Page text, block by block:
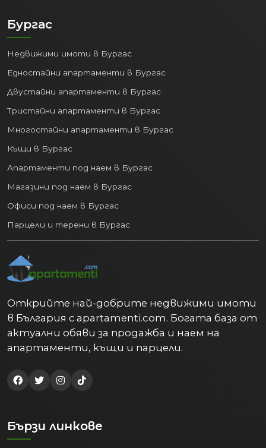
Бургас
Недвижими имоти в Бургас
Едностайни апартаменти в Бургас
Двустайни апартаменти в Бургас
Тристайни апартаменти в Бургас
Многостайни апартаменти в Бургас
Къщи в Бургас
Апартаменти под наем в Бургас
Магазини под наем в Бургас
Офиси под наем в Бургас
Парцели и терени в Бургас
Открийте най-добрите недвижими имоти
в България с apartamenti.com. Богата база от
актуални обяви за продажба и наем на
апартаменти, къщи и парцели.
Бързи линкове